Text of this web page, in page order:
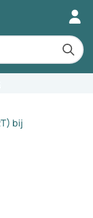
bij